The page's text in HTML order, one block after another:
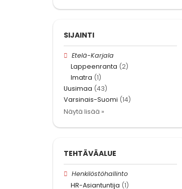
SIJAINTI
Etelä-Karjala
Lappeenranta (2)
Imatra (1)
Uusimaa (43)
Varsinais-Suomi (14)
Näytä lisää »
TEHTÄVÄALUE
Henkilöstöhallinto
HR-Asiantuntija (1)